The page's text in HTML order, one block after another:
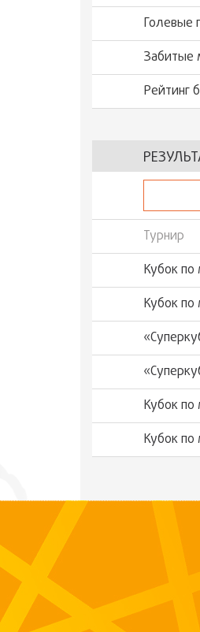
Голевые
Забитые
Рейтинг
Турнир
Кубок
Кубок
Кубок
Кубок